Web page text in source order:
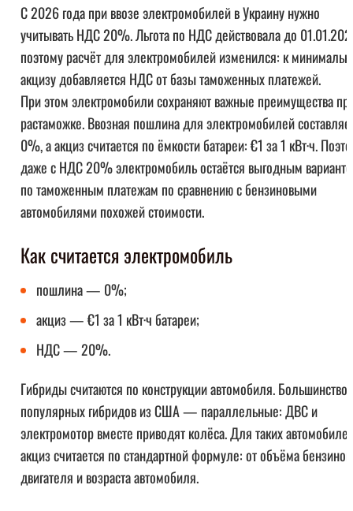
С 2026 года при ввозе электромобилей в Украину нужно
учитывать НДС 20%. Льгота по НДС действовала до
поэтому расчёт для электромобилей изменился: к
акцизу добавляется НДС от базы таможенных платежей.
При этом электромобили сохраняют важные преимущества
растаможке. Ввозная пошлина для электромобилей
0%, а акциз считается по ёмкости батареи: €1 за 1 кВт·ч.
даже с НДС 20% электромобиль остаётся выгодным
по таможенным платежам по сравнению с бензиновыми
автомобилями похожей стоимости.
Как считается электромобиль
пошлина — 0%;
акциз — €1 за 1 кВт·ч батареи;
НДС — 20%.
Гибриды считаются по конструкции автомобиля. Большинство
популярных гибридов из США — параллельные: ДВС и
электромотор вместе приводят колёса. Для таких
акциз считается по стандартной формуле: от объёма
двигателя и возраста автомобиля.